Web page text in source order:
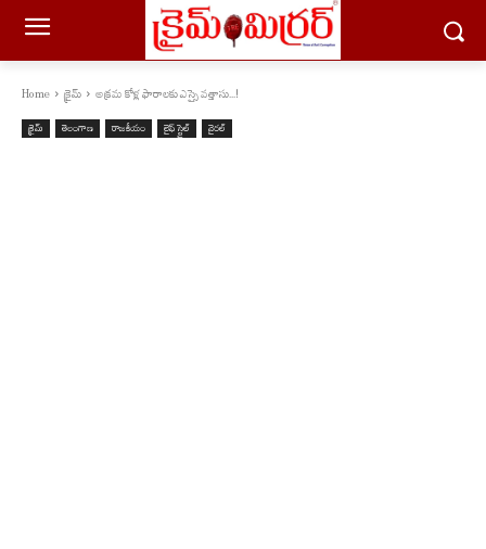
Home క్రైమ్ అక్రమ కోళ్ల ఫారాలకు ఎస్సై వత్తాసు...!
క్రైమ్ తెలంగాణ రాజకీయం లైఫ్ స్టైల్ వైరల్